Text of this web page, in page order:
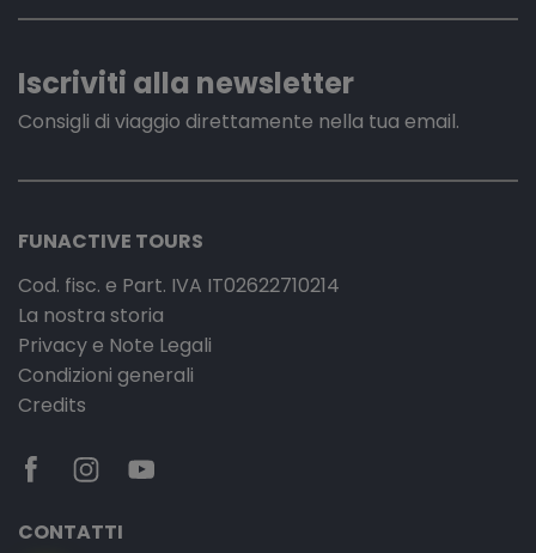
Iscriviti alla newsletter
Consigli di viaggio direttamente nella tua email.
FUNACTIVE TOURS
Cod. fisc. e Part. IVA IT02622710214
La nostra storia
Privacy e Note Legali
Condizioni generali
Credits
CONTATTI